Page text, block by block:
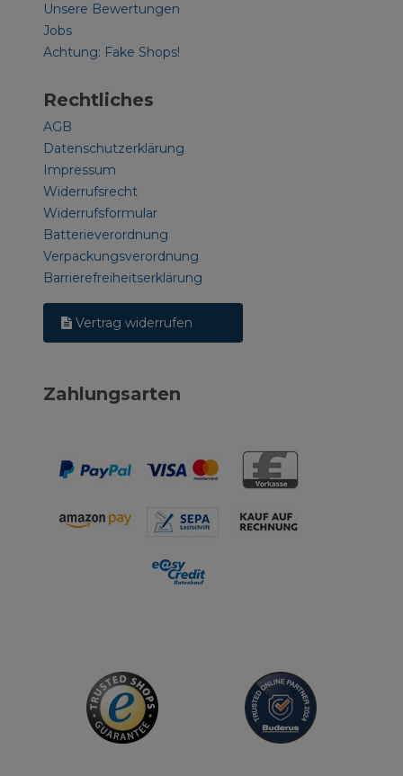
Unsere Bewertungen
Jobs
Achtung: Fake Shops!
Rechtliches
AGB
Datenschutzerklärung
Impressum
Widerrufsrecht
Widerrufsformular
Batterieverordnung
Verpackungsverordnung
Barrierefreiheitserklärung
Vertrag widerrufen
Zahlungsarten